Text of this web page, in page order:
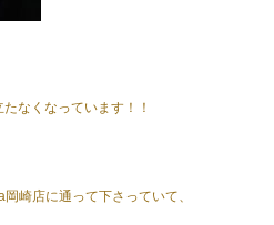
なくなっています！！
崎店に通って下さっていて、